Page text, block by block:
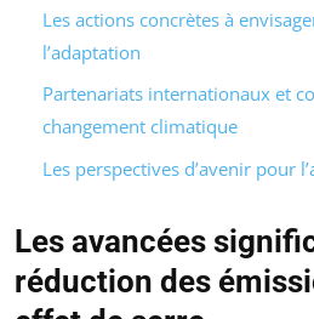
Les actions concrètes à
l’adaptation
Partenariats internationaux et
changement climatique
Les perspectives d’avenir pour
Les avancées
réduction des